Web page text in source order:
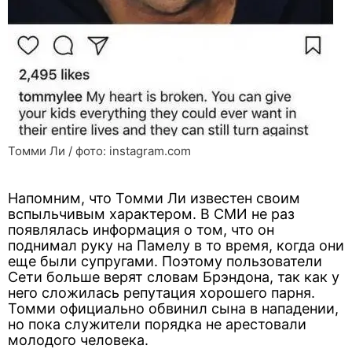
Томми Ли / фото: instagram.com
Напомним, что Томми Ли известен своим
вспыльчивым характером. В СМИ не раз
появлялась информация о том, что он
поднимал руку на Памелу в то время, когда они
еще были супругами. Поэтому пользователи
Сети больше верят словам Брэндона, так как у
него сложилась репутация хорошего парня.
Томми официально обвинил сына в нападении,
но пока служители порядка не арестовали
молодого человека.